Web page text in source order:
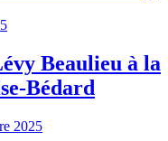
Beaulieu à la
Bédard
2025